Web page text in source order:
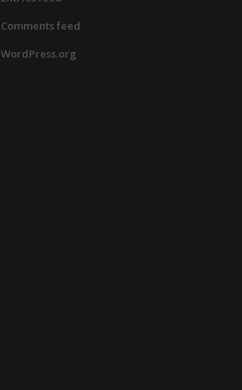
Comments feed
WordPress.org